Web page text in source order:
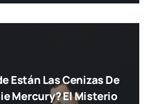
Están Las Cenizas De
Mercury? El Misterio